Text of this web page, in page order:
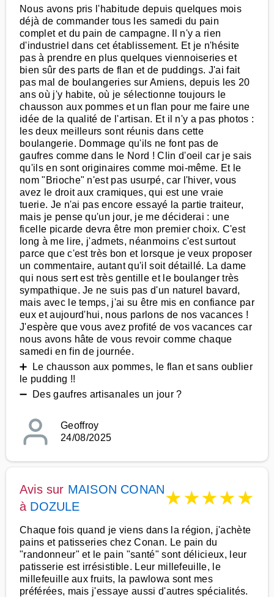
Nous avons pris l'habitude depuis quelques mois
déjà de commander tous les samedi du pain
complet et du pain de campagne. Il n'y a rien
d'industriel dans cet établissement. Et je n'hésite
pas à prendre en plus quelques viennoiseries et
bien sûr des parts de flan et de puddings. J'ai fait
pas mal de boulangeries sur Amiens, depuis les 20
ans où j'y habite, où je sélectionne toujours le
chausson aux pommes et un flan pour me faire une
idée de la qualité de l'artisan. Et il n'y a pas photos :
les deux meilleurs sont réunis dans cette
boulangerie. Dommage qu'ils ne font pas de
gaufres comme dans le Nord ! Clin d'oeil car je sais
qu'ils en sont originaires comme moi-même. Et le
nom "Brioche" n'est pas usurpé, car l'hiver, vous
avez le droit aux cramiques, qui est une vraie
tuerie. Je n'ai pas encore essayé la partie traiteur,
mais je pense qu'un jour, je me déciderai : une
ficelle picarde devra être mon premier choix. C'est
long à me lire, j'admets, néanmoins c'est surtout
parce que c'est très bon et lorsque je veux proposer
un commentaire, autant qu'il soit détaillé. La dame
qui nous sert est très gentille et le boulanger très
sympathique. Je ne suis pas d'un naturel bavard,
mais avec le temps, j'ai su être mis en confiance par
eux et aujourd'hui, nous parlons de nos vacances !
J'espère que vous avez profité de vos vacances car
nous avons hâte de vous revoir comme chaque
samedi en fin de journée.
➕ Le chausson aux pommes, le flan et sans oublier
le pudding !!
➖ Des gaufres artisanales un jour ?
Geoffroy
24/08/2025
Avis sur MAISON CONAN
à DOZULE ★★★★★
Chaque fois quand je viens dans la région, j'achète
pains et patisseries chez Conan. Le pain du
"randonneur" et le pain "santé" sont délicieux, leur
patisserie est irrésistible. Leur millefeuille, le
millefeuille aux fruits, la pawlowa sont mes
préférées, mais j'essaye aussi d'autres spécialités.